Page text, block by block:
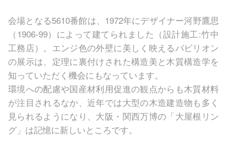
会場となる5610番館は、1972年にデザイナー河野鷹思
（1906-99）によって建てられました（設計施工:竹中
工務店）。エンジ色の外壁に美しく映えるパビリオン
の展示は、定理に裏付けされた構造美と木質構造学を
知っていただく機会にもなっています。
環境への配慮や国産材利用促進の観点からも木質材料
が注目されるなか、近年では大型の木造建造物も多く
見られるようになり、大阪・関西万博の「大屋根リン
グ」は記憶に新しいところです。